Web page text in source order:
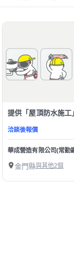
提供「屋頂防水施工
洽談後報價
華成營造有限公司(常勤
金門縣與其他2個